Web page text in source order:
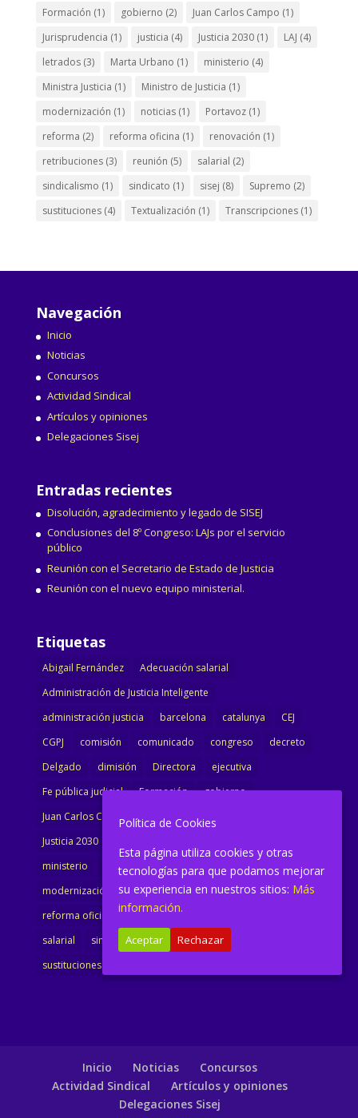
Formación (1) gobierno (2) Juan Carlos Campo (1)
Jurisprudencia (1) justicia (4) Justicia 2030(1) LAJ (4)
letrados(3) Marta Urbano (1) ministerio (4)
Ministra Justicia (1) Ministro de Justicia (1)
modernización (1) noticias(1) Portavoz(1)
reforma (2) reforma oficina (1) renovación (1)
retribuciones(3) reunión (5) salarial (2)
sindicalismo (1) sindicato (1) sisej (8) Supremo (2)
sustituciones(4) Textualización (1) Transcripciones(1)
Navegación
Inicio
Noticias
Concursos
Actividad Sindical
Artículos y opiniones
Delegaciones Sisej
Entradas recientes
Disolución, agradecimiento y legado de SISEJ
Conclusiones del 8º Congreso: LAJs por el servicio
público
Reunión con el Secretario de Estado de Justicia
Reunión con el nuevo equipo ministerial.
Etiquetas
Abigail Fernández
Adecuación salarial
Administración de Justicia Inteligente
administración justicia
barcelona catalunya
CEJ
CGPJ
comisión comunicado congreso
decreto
Delgado
dimisión Directora
ejecutiva
Fe pública judicial
Formación
gobierno
Juan Carlos Campo
Jurisprudencia
Justicia 2030
ministerio
Ministra Justicia
Ministro de Justicia
modernización
noticias Portavoz
reforma
reforma oficina
renovación
salarial
sindicalismo sindicato sisej
sustituciones
Inicio Noticias
Concursos
Actividad Sindical
Artículos y opiniones
Delegaciones Sisej
Política de Cookies
Esta página utiliza cookies y otras
tecnologías para que podamos mejorar
su experiencia en nuestros sitios: Más
información.
Aceptar Rechazar